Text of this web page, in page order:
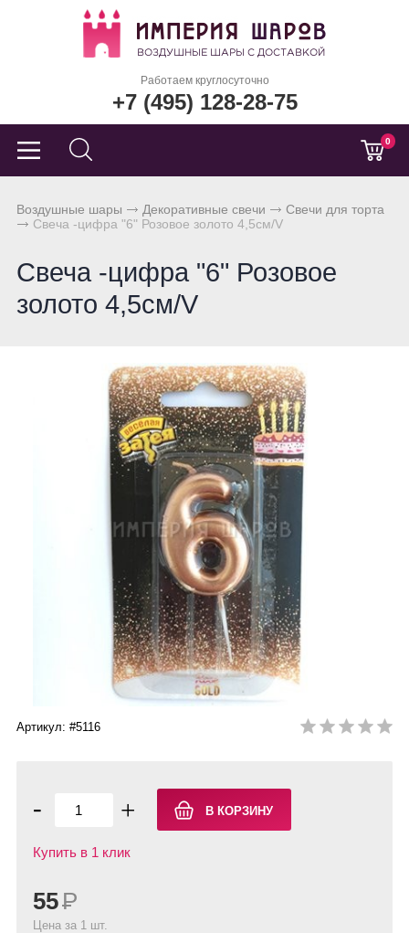
Работаем круглосуточно
+7 (495) 128-28-75
0
Воздушные шары Декоративные свечи
Свечи для торта
Свеча -цифра "6" Розовое золото 4,5см/V
Свеча -цифра "6" Розовое
золото 4,5см/V
Артикул: #5116
- +
Купить в 1 клик
55Р
Цена за 1 шт.